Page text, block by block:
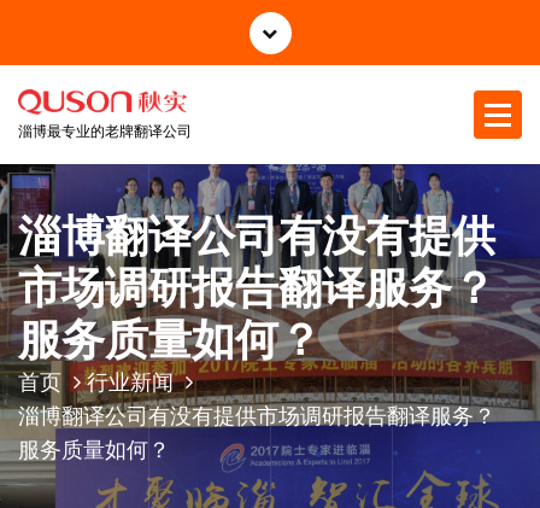
正
淄博最专业的老牌翻译公司
淄博翻译公司有没有提供
市场调研报告翻译服务？
服务质量如何？
首页
行业新闻
淄博翻译公司有没有提供市场调研报告翻译服务？
服务质量如何？